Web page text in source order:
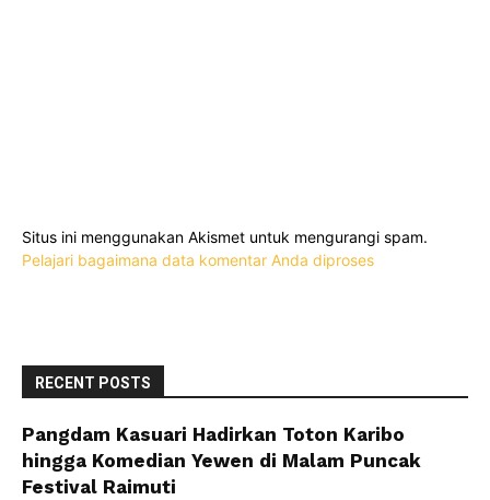
Situs ini menggunakan Akismet untuk mengurangi spam.
Pelajari bagaimana data komentar Anda diproses
RECENT POSTS
Pangdam Kasuari Hadirkan Toton Karibo
hingga Komedian Yewen di Malam Puncak
Festival Raimuti